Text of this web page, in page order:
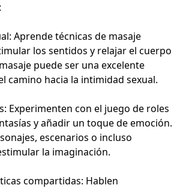
Aprende técnicas de masaje
los sentidos y relajar el cuerpo
puede ser una excelente
camino hacia la intimidad sexual.
Experimenten con el juego de roles
y añadir un toque de emoción.
escenarios o incluso
la imaginación.
compartidas: Hablen